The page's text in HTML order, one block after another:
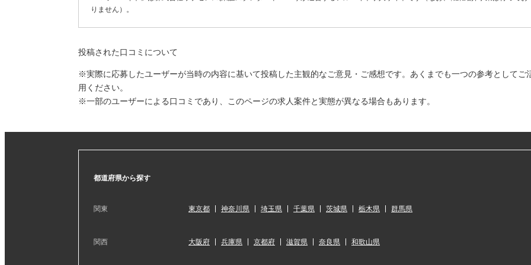
りません）。
投稿された口コミについて
※実際に応募したユーザーが当時の内容に基いて投稿した主観的なご意見・ご感想です。あくまでも一つの参考としてご
用ください。
※一部のユーザーによる口コミであり、このページの求人案件と実態が異なる場合もあります。
都道府県から探す
関東 東京都 神奈川県 埼玉県 千葉県 茨城県 栃木県 群馬県
関西 大阪府 兵庫県 京都府 滋賀県 奈良県 和歌山県